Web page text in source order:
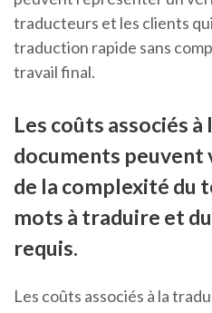
traducteurs et les clients
traduction rapide sans
travail final.
Les coûts associés
documents
de la complexité du
mots à traduire et
requis.
Les coûts associés à la